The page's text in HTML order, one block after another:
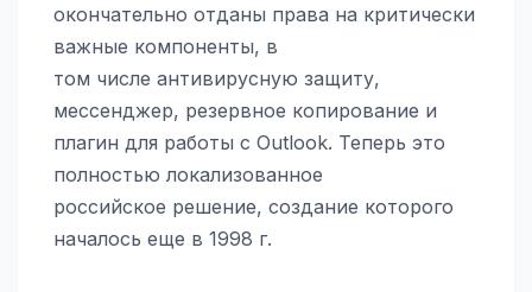
окончательно отданы права на критически
важные компоненты, в
том числе антивирусную защиту,
мессенджер, резервное копирование и
плагин для работы с Outlook. Теперь это
полностью локализованное
российское решение, создание которого
началось еще в 1998 г.